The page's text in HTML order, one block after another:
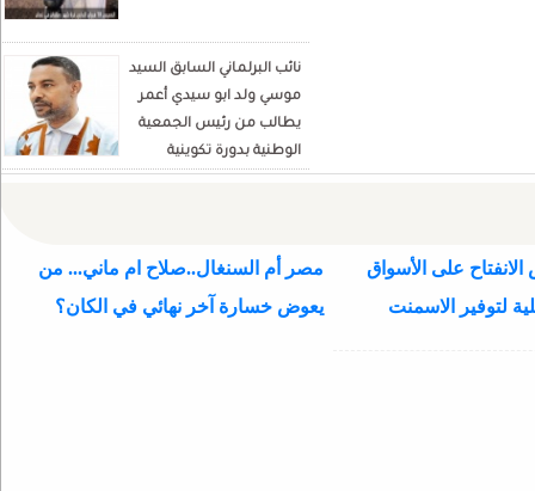
نائب البرلماني السابق السيد
موسي ولد ابو سيدي أعمر
يطالب من رئيس الجمعية
الوطنية بدورة تكوينية
للنواب الجديد
على الأسواق
لتوفير الاسمنت
مصر أم السنغال..صلاح ام ماني... من
يعوض خسارة آخر نهائي في الكان؟